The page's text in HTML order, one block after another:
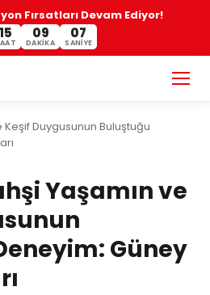
Fırsatları Devam Ediyor!
15 09
DAKIKA
06
SANIYE
Keşif Duygusunun Buluştuğu
Yaşamın ve
Güney